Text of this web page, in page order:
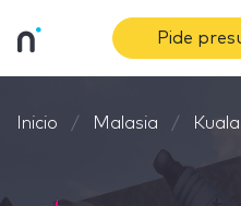
Pide
Inicio Malasia